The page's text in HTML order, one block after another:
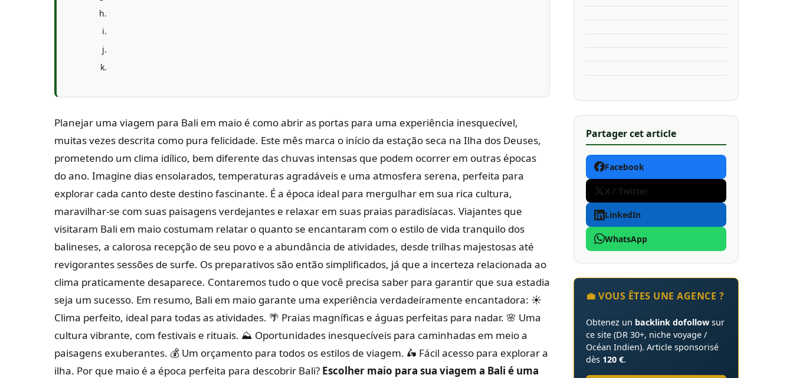
Planejar uma viagem para Bali em maio é como abrir as portas para uma experiência inesquecível,
muitas vezes descrita como pura felicidade. Este mês marca o início da estação seca na Ilha dos Deuses,
prometendo um clima idílico, bem diferente das chuvas intensas que podem ocorrer em outras épocas
do ano. Imagine dias ensolarados, temperaturas agradáveis ​​e uma atmosfera serena, perfeita para
explorar cada canto deste destino fascinante. É a época ideal para mergulhar em sua rica cultura,
maravilhar-se com suas paisagens verdejantes e relaxar em suas praias paradisíacas. Viajantes que
visitaram Bali em maio costumam relatar o quanto se encantaram com o estilo de vida tranquilo dos
balineses, a calorosa recepção de seu povo e a abundância de atividades, desde trilhas majestosas até
revigorantes sessões de surfe. Os preparativos são então simplificados, já que a incerteza relacionada ao
clima praticamente desaparece. Contaremos tudo o que você precisa saber para garantir que sua estadia
seja um sucesso. Em resumo, Bali em maio garante uma experiência verdadeiramente encantadora: ☀️
Clima perfeito, ideal para todas as atividades. 🌴 Praias magníficas e águas perfeitas para nadar. 🌸 Uma
cultura vibrante, com festivais e rituais. ⛰️ Oportunidades inesquecíveis para caminhadas em meio a
paisagens exuberantes. 💰 Um orçamento para todos os estilos de viagem. 🛵 Fácil acesso para explorar a
ilha. Por que maio é a época perfeita para descobrir Bali? Escolher maio para sua viagem a Bali é uma
Partager cet article
Facebook
X / Twitter
LinkedIn
WhatsApp
💼 VOUS ÊTES UNE AGENCE ?
Obtenez un backlink dofollow sur
ce site (DR 30+, niche voyage /
Océan Indien). Article sponsorisé
dès 120 €.